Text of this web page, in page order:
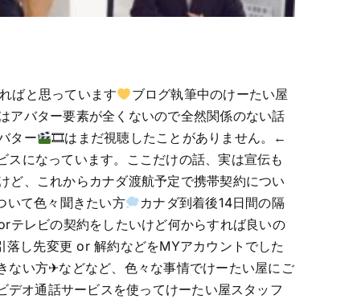
ばと思っています
ブログ執筆中のけーたい屋
アバター要素が全くないので全然関係のない話
ター
🎞はまだ視聴したことがありません。←
になっています。ここだけの話、実は宣伝も
ど、これからカナダ渡航予定で携帯契約につい
いて色々聞きたい方
カナダ到着後14日間の隔
テレビの契約をしたいけど何からすれば良いの
し先変更 or 解約などをMYアカウントでした
ない方✈などなど、色々な事情でけーたい屋にご
デオ通話サービスを使ってけーたい屋スタッフ